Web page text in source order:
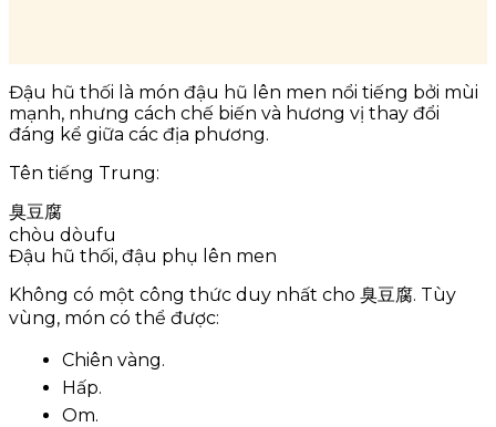
Đậu hũ thối là món đậu hũ lên men nổi tiếng bởi mùi
mạnh, nhưng cách chế biến và hương vị thay đổi
đáng kể giữa các địa phương.
Tên tiếng Trung:
臭豆腐
chòu dòufu
Đậu hũ thối, đậu phụ lên men
Không có một công thức duy nhất cho 臭豆腐. Tùy
vùng, món có thể được:
Chiên vàng.
Hấp.
Om.